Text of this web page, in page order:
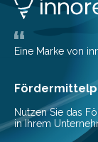
Universität
entwickelt, mit
beschreiben…
Eine Marke von
Nutzen Sie das
in Ihrem